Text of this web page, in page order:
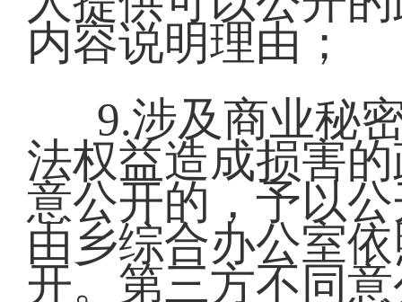
内容说明理由；
9.涉及商业秘
法权益造成损害
意公开的，予以
由乡综合办公室
开。第三方不同